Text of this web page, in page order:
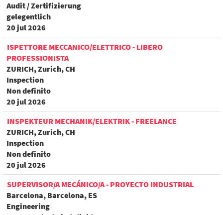
Audit / Zertifizierung
gelegentlich
20 jul 2026
ISPETTORE MECCANICO/ELETTRICO - LIBERO
PROFESSIONISTA
ZURICH, Zurich, CH
Inspection
Non definito
20 jul 2026
INSPEKTEUR MECHANIK/ELEKTRIK - FREELANCE
ZURICH, Zurich, CH
Inspection
Non definito
20 jul 2026
SUPERVISOR/A MECÁNICO/A - PROYECTO INDUSTRIAL
Barcelona, Barcelona, ES
Engineering